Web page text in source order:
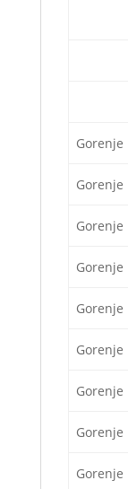
Gorenje
Gorenje
Gorenje
Gorenje
Gorenje
Gorenje
Gorenje
Gorenje
Gorenje